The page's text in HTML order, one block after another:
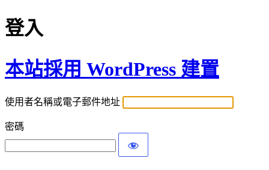
登入
本站採用 WordPress 建置
使用者名稱或電子郵件地址
密碼